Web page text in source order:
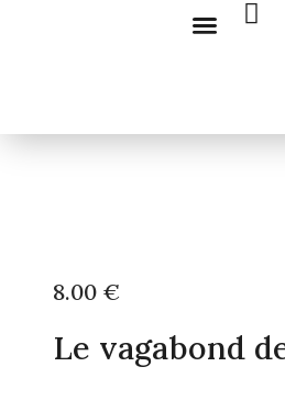
8.00 €
Le vagabond